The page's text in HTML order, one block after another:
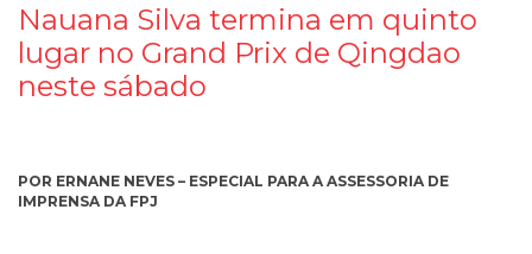
Nauana Silva termina em quinto
lugar no Grand Prix de Qingdao
neste sábado
POR ERNANE NEVES – ESPECIAL PARA A ASSESSORIA DE
IMPRENSA DA FPJ